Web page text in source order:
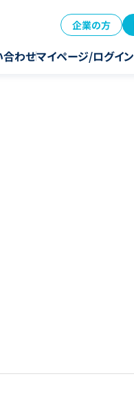
企業の方
合わせマイページ/ログイン